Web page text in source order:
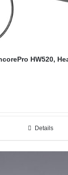
HW520,
Details